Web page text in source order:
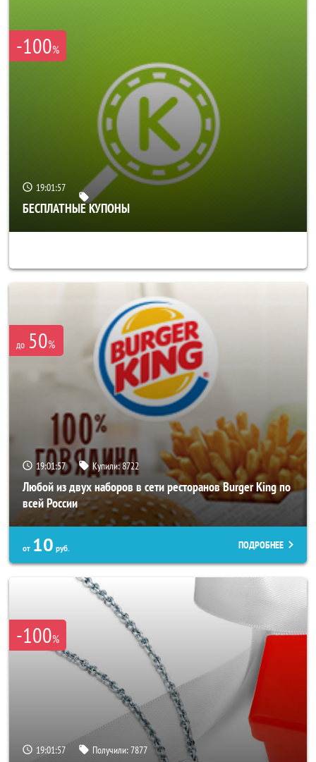
-100%
19:01:53
БЕСПЛАТНЫЕ КУПОНЫ
до 50%
19:01:53 Купили:8722
Любой из двух наборов в сети ресторанов Burger King по
всей России
от 10 руб. ПОДРОБНЕЕ
-100%
19:01:53 Получили:7877